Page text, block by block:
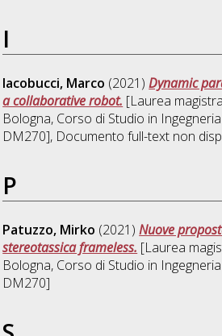
I
Iacobucci, Marco (2021)Dynamic
a collaborative robot. [Laurea
Bologna, Corso di Studio in
DM270], Documento full-text non
P
Patuzzo, Mirko (2021)Nuove
stereotassica frameless. [Laurea
Bologna, Corso di Studio in
DM270]